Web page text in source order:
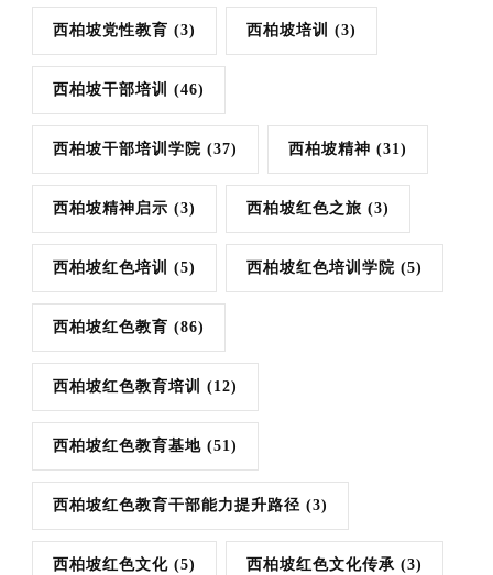
西柏坡党性教育 (3) 西柏坡培训 (3)
西柏坡干部培训 (46)
西柏坡干部培训学院 (37) 西柏坡精神 (31)
西柏坡精神启示 (3) 西柏坡红色之旅 (3)
西柏坡红色培训 (5) 西柏坡红色培训学院 (5)
西柏坡红色教育 (86)
西柏坡红色教育培训 (12)
西柏坡红色教育基地 (51)
西柏坡红色教育干部能力提升路径 (3)
西柏坡红色文化 (5) 西柏坡红色文化传承 (3)